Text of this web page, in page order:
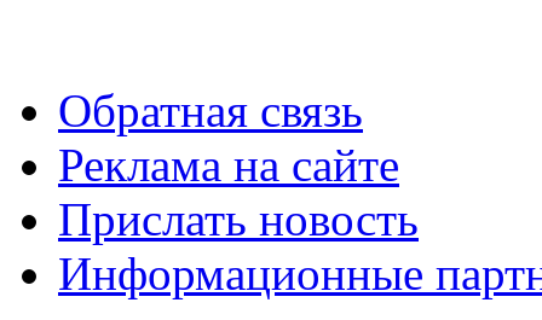
Обратная связь
Реклама на сайте
Прислать новость
Информационные